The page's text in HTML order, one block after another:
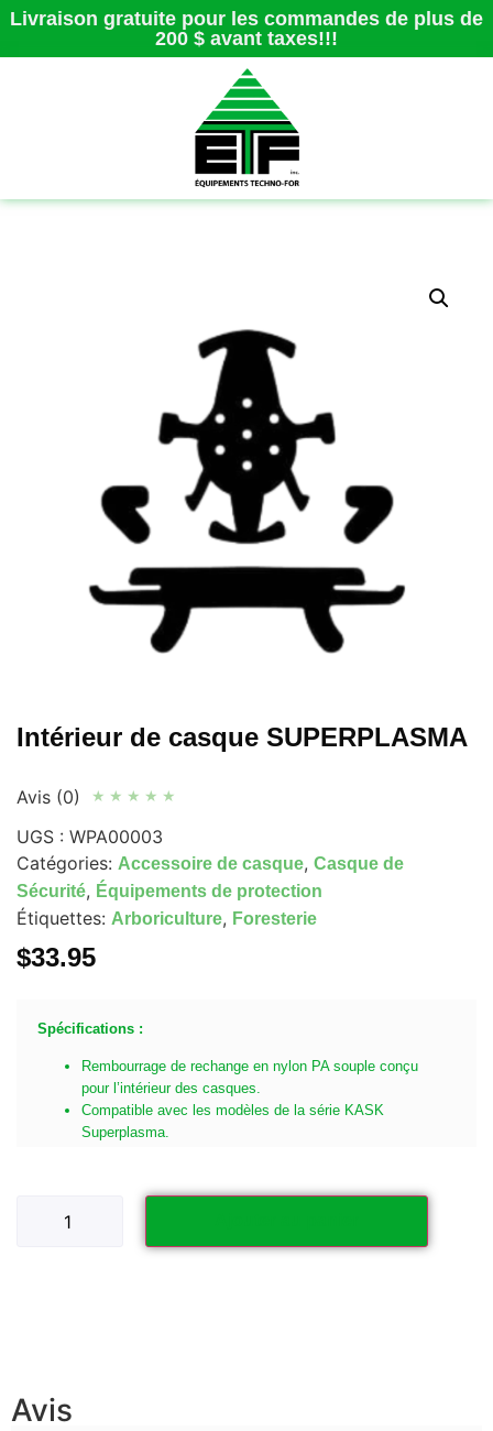
Livraison gratuite pour les commandes de plus de
200 $ avant taxes!!!
Intérieur de casque SUPERPLASMA
Avis (0) ★ ★ ★ ★ ★
UGS : WPA00003
Catégories: Accessoire de casque, Casque de
Sécurité, Équipements de protection
Étiquettes: Arboriculture, Foresterie
$33.95
Spécifications :
Rembourrage de rechange en nylon PA souple conçu
pour l’intérieur des casques.
Compatible avec les modèles de la série KASK
Superplasma.
Avis